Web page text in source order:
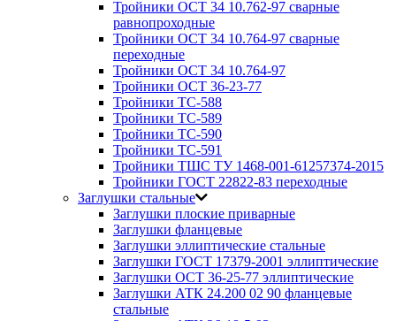
Тройники ОСТ 34 10.762-97 сварные
равнопроходные
Тройники ОСТ 34 10.764-97 сварные
переходные
Тройники ОСТ 34 10.764-97
Тройники ОСТ 36-23-77
Тройники ТС-588
Тройники ТС-589
Тройники ТС-590
Тройники ТС-591
Тройники ТШС ТУ 1468-001-61257374-2015
Тройники ГОСТ 22822-83 переходные
Заглушки стальные
Заглушки плоские приварные
Заглушки фланцевые
Заглушки эллиптические стальные
Заглушки ГОСТ 17379-2001 эллиптические
Заглушки ОСТ 36-25-77 эллиптические
Заглушки АТК 24.200 02 90 фланцевые
стальные